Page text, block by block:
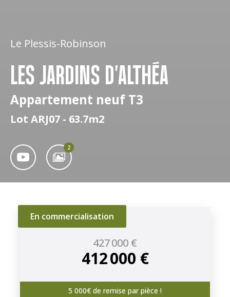
Le Plessis-Robinson
LES JARDINS D'ALTHÉA
Appartement neuf T3
Lot ARJ07 - 63.7m2
2
En commercialisation
427 000 €
412 000 €
5 000€ de remise par pièce !